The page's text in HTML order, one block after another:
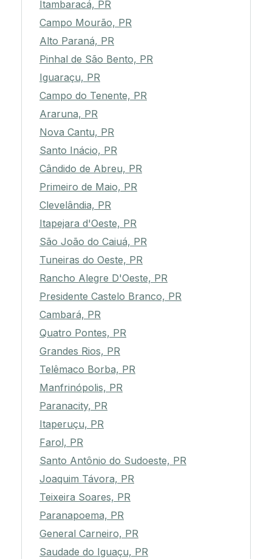
Itambaracá, PR
Campo Mourão, PR
Alto Paraná, PR
Pinhal de São Bento, PR
Iguaraçu, PR
Campo do Tenente, PR
Araruna, PR
Nova Cantu, PR
Santo Inácio, PR
Cândido de Abreu, PR
Primeiro de Maio, PR
Clevelândia, PR
Itapejara d'Oeste, PR
São João do Caiuá, PR
Tuneiras do Oeste, PR
Rancho Alegre D'Oeste, PR
Presidente Castelo Branco, PR
Cambará, PR
Quatro Pontes, PR
Grandes Rios, PR
Telêmaco Borba, PR
Manfrinópolis, PR
Paranacity, PR
Itaperuçu, PR
Farol, PR
Santo Antônio do Sudoeste, PR
Joaquim Távora, PR
Teixeira Soares, PR
Paranapoema, PR
General Carneiro, PR
Saudade do Iguaçu, PR